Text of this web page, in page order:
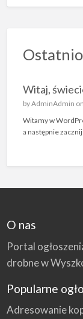
Witaj,
byAdminAdmin
Witamy w
a następnie
O nas
Portal
drobne w
Popularne
Adresowanie